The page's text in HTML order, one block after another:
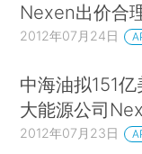
Nexen出价合
2012年07月24日
中海油拟151
大能源公司
2012年07月23日